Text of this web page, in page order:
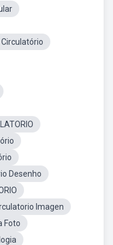
Desenho
Imagen
Foto